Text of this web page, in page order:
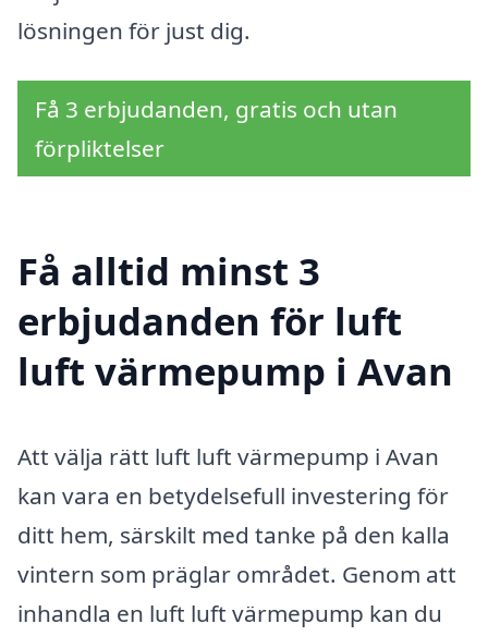
lösningen för just dig.
Få 3 erbjudanden, gratis och utan
förpliktelser
Få alltid minst 3
erbjudanden för luft
luft värmepump i Avan
Att välja rätt luft luft värmepump i Avan
kan vara en betydelsefull investering för
ditt hem, särskilt med tanke på den kalla
vintern som präglar området. Genom att
inhandla en luft luft värmepump kan du